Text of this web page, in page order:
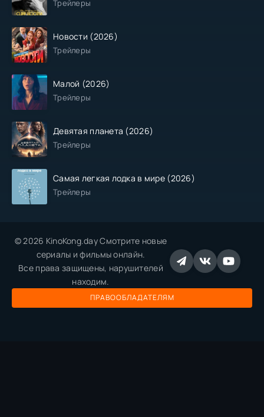
Трейлеры
Новости (2026)
Трейлеры
Малой (2026)
Трейлеры
Девятая планета (2026)
Трейлеры
Самая легкая лодка в мире (2026)
Трейлеры
© 2026 KinoKong.day Смотрите новые
сериалы и фильмы онлайн.
Все права защищены, нарушителей
находим.
ПРАВООБЛАДАТЕЛЯМ